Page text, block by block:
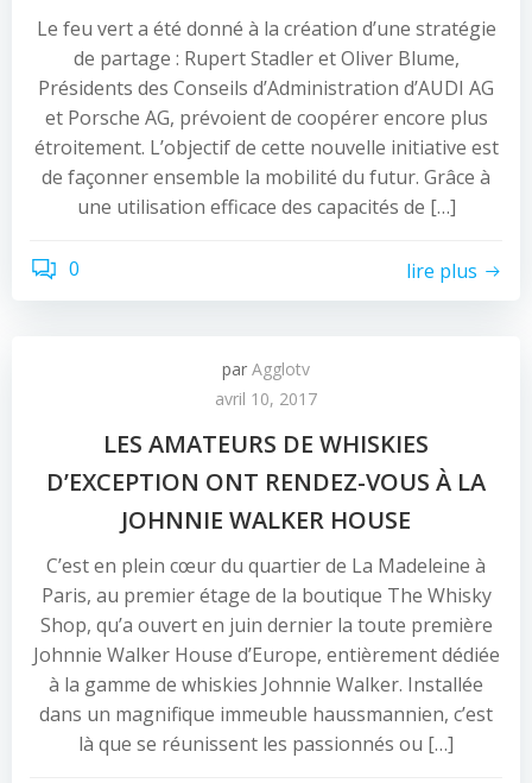
Le feu vert a été donné à la création d’une stratégie
de partage : Rupert Stadler et Oliver Blume,
Présidents des Conseils d’Administration d’AUDI AG
et Porsche AG, prévoient de coopérer encore plus
étroitement. L’objectif de cette nouvelle initiative est
de façonner ensemble la mobilité du futur. Grâce à
une utilisation efficace des capacités de […]
0 lire plus
par Agglotv
avril 10, 2017
LES AMATEURS DE WHISKIES
D’EXCEPTION ONT RENDEZ-VOUS À LA
JOHNNIE WALKER HOUSE
C’est en plein cœur du quartier de La Madeleine à
Paris, au premier étage de la boutique The Whisky
Shop, qu’a ouvert en juin dernier la toute première
Johnnie Walker House d’Europe, entièrement dédiée
à la gamme de whiskies Johnnie Walker. Installée
dans un magnifique immeuble haussmannien, c’est
là que se réunissent les passionnés ou […]